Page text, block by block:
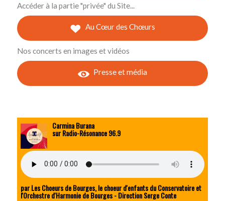
Accéder à la partie "privée" du Site...
Au Cœur des Chœurs
Nos concerts en images et vidéos
Presse et média
Carmina Burana
sur Radio-Résonance 96.9
par Les Choeurs de Bourges, le choeur d'enfants du Conservatoire et
l'Orchestre d'Harmonie de Bourges - Direction Serge Conte